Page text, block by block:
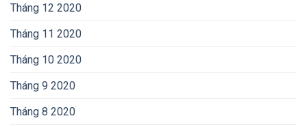
Tháng 12 2020
Tháng 11 2020
Tháng 10 2020
Tháng 9 2020
Tháng 8 2020